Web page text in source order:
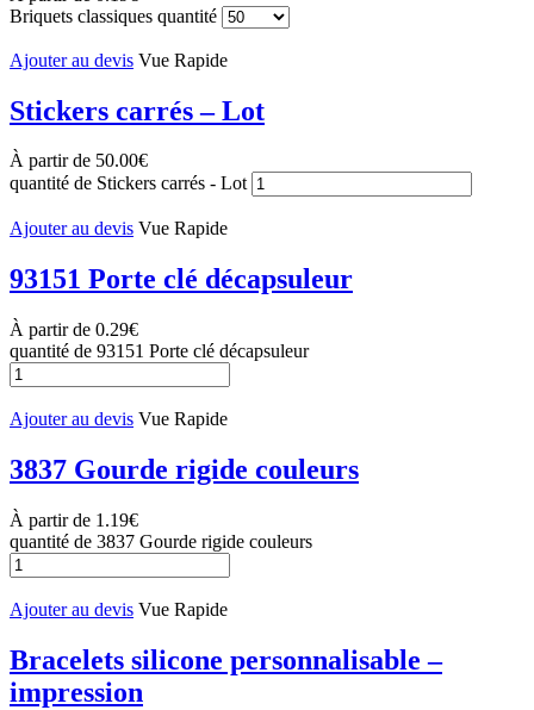
Briquets classiques quantité
Ajouter au devis Vue Rapide
Stickers carrés – Lot
À partir de 50.00€
quantité de Stickers carrés - Lot
Ajouter au devis Vue Rapide
93151 Porte clé décapsuleur
À partir de 0.29€
quantité de 93151 Porte clé décapsuleur
Ajouter au devis Vue Rapide
3837 Gourde rigide couleurs
À partir de 1.19€
quantité de 3837 Gourde rigide couleurs
Ajouter au devis Vue Rapide
Bracelets silicone personnalisable –
impression